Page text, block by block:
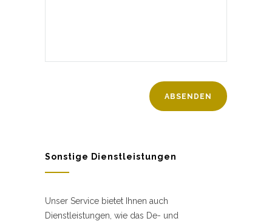
Sonstige Dienstleistungen
Unser Service bietet Ihnen auch
Dienstleistungen, wie das De- und